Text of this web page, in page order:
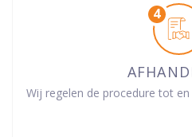
Wij regelen de procedure tot